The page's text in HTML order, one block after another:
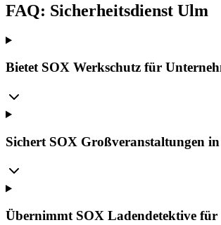
FAQ: Sicherheitsdienst Ulm
Bietet SOX Werkschutz für
Sichert SOX Großveranstaltungen
Übernimmt SOX Ladendetektive für